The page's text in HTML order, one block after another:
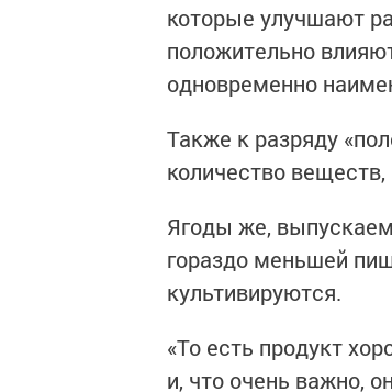
которые улучшают
положительно
одновременно
Также к разряду
количество
Ягоды же,
гораздо меньшей
культивируются.
«То есть продукт
и, что очень важно,